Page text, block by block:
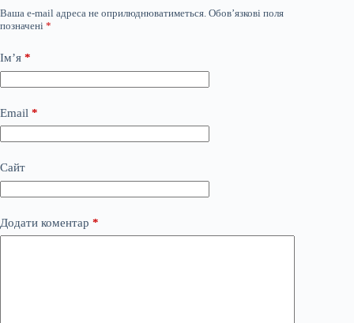
Ваша e-mail адреса не оприлюднюватиметься. Обов’язкові поля
позначені *
Ім’я *
Email *
Сайт
Додати коментар *